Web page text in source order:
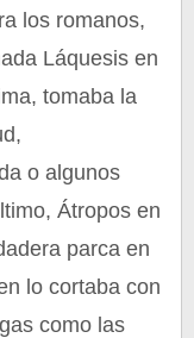
los romanos,
Láquesis en
tomaba la
o algunos
Átropos en
parca en
lo cortaba con
como las